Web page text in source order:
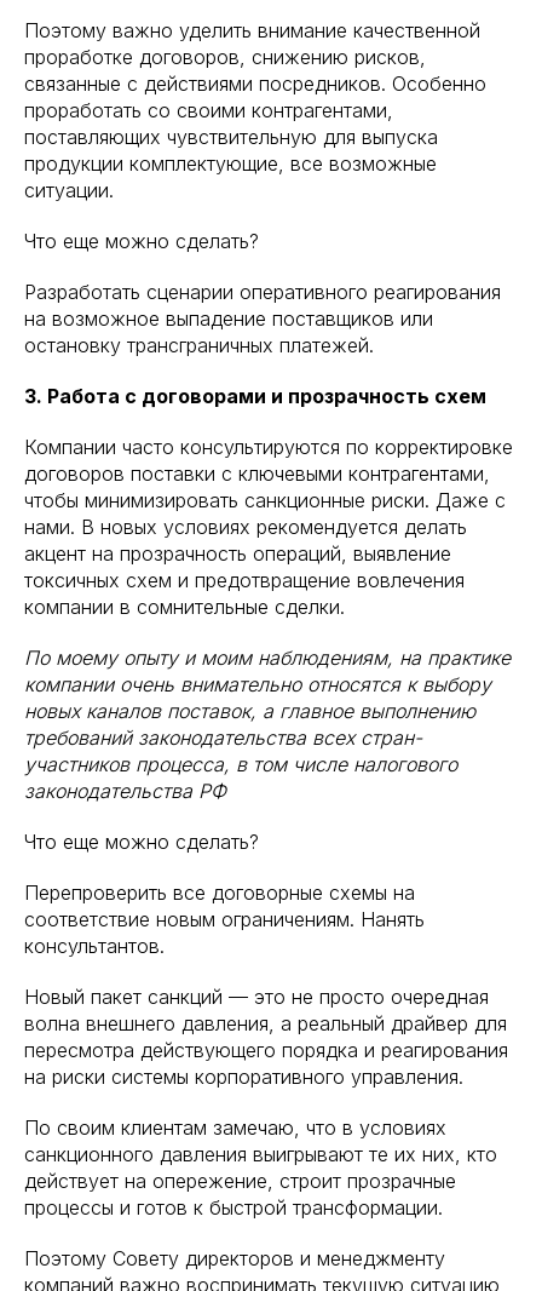
Поэтому важно уделить внимание качественной
проработке договоров, снижению рисков,
связанные с действиями посредников. Особенно
проработать со своими контрагентами,
поставляющих чувствительную для выпуска
продукции комплектующие, все возможные
ситуации.
Что еще можно сделать?
Разработать сценарии оперативного реагирования
на возможное выпадение поставщиков или
остановку трансграничных платежей.
3. Работа с договорами и прозрачность схем
Компании часто консультируются по корректировке
договоров поставки с ключевыми контрагентами,
чтобы минимизировать санкционные риски. Даже с
нами. В новых условиях рекомендуется делать
акцент на прозрачность операций, выявление
токсичных схем и предотвращение вовлечения
компании в сомнительные сделки.
По моему опыту и моим наблюдениям, на практике
компании очень внимательно относятся к выбору
новых каналов поставок, а главное выполнению
требований законодательства всех стран-
участников процесса, в том числе налогового
законодательства РФ
Что еще можно сделать?
Перепроверить все договорные схемы на
соответствие новым ограничениям. Нанять
консультантов.
Новый пакет санкций — это не просто очередная
волна внешнего давления, а реальный драйвер для
пересмотра действующего порядка и реагирования
на риски системы корпоративного управления.
По своим клиентам замечаю, что в условиях
санкционного давления выигрывают те их них, кто
действует на опережение, строит прозрачные
процессы и готов к быстрой трансформации.
Поэтому Совету директоров и менеджменту
компаний важно воспринимать текущую ситуацию